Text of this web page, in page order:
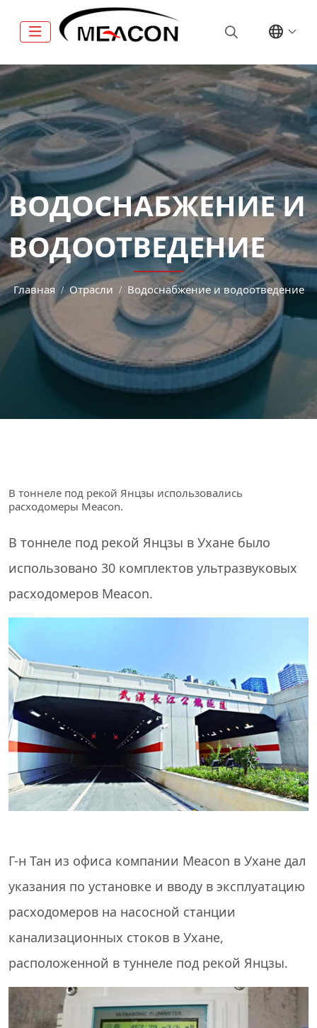
ВОДОСНАБЖЕНИЕ И
ВОДООТВЕДЕНИЕ
Главная Отрасли Водоснабжение и водоотведение
В тоннеле под рекой Янцзы использовались
расходомеры Meacon.
В тоннеле под рекой Янцзы в Ухане было
использовано 30 комплектов ультразвуковых
расходомеров Meacon.
Г-н Тан из офиса компании Meacon в Ухане дал
указания по установке и вводу в эксплуатацию
расходомеров на насосной станции
канализационных стоков в Ухане,
расположенной в туннеле под рекой Янцзы.